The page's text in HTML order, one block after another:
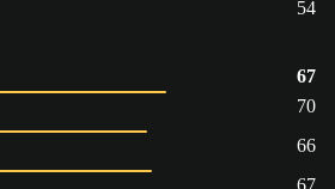
54
67
70
66
67